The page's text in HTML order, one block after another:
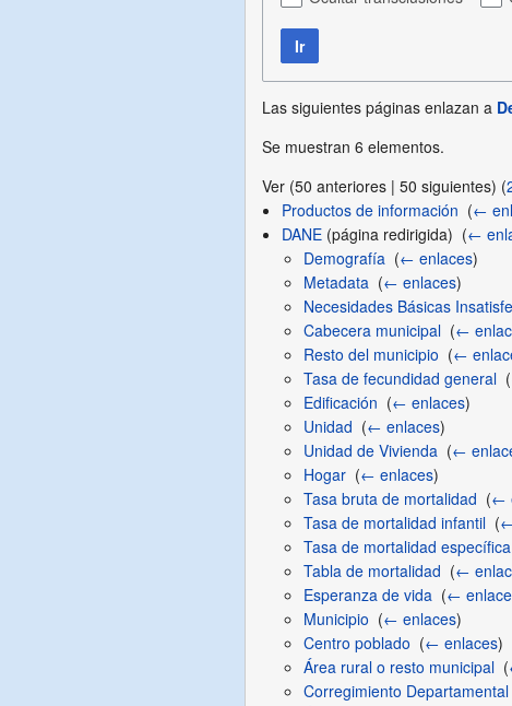
Ir
Las siguientes páginas enlazan a
Se muestran 6 elementos.
Ver (50 anteriores |50 siguientes) (
Productos de información (←
DANE(página redirigida) ‎ (←
Demografía‎ (← enlaces)
Metadata‎ (← enlaces)
Necesidades Básicas
Cabecera municipal‎ (←
Resto del municipio (←
Tasa de fecundidad general‎ (
Edificación (← enlaces)
Unidad (← enlaces)
Unidad de Vivienda‎ (←
Hogar‎ (← enlaces)
Tasa bruta de mortalidad (←
Tasa de mortalidad infantil‎ (
Tasa de mortalidad específica‎
Tabla de mortalidad (←
Esperanza de vida‎ (←
Municipio (← enlaces)
Centro poblado (← enlaces)
Área rural o resto municipal‎ (
Corregimiento Departamental‎